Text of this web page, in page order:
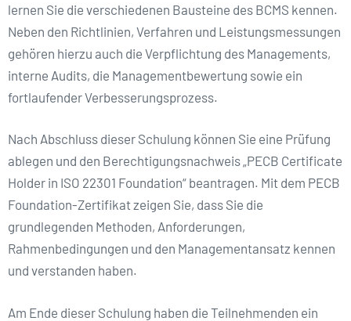
lernen Sie die verschiedenen Bausteine des BCMS kennen.
Neben den Richtlinien, Verfahren und Leistungsmessungen
gehören hierzu auch die Verpflichtung des Managements,
interne Audits, die Managementbewertung sowie ein
fortlaufender Verbesserungsprozess.
Nach Abschluss dieser Schulung können Sie eine Prüfung
ablegen und den Berechtigungsnachweis „PECB Certificate
Holder in ISO 22301 Foundation“ beantragen. Mit dem PECB
Foundation-Zertifikat zeigen Sie, dass Sie die
grundlegenden Methoden, Anforderungen,
Rahmenbedingungen und den Managementansatz kennen
und verstanden haben.
Am Ende dieser Schulung haben die Teilnehmenden ein